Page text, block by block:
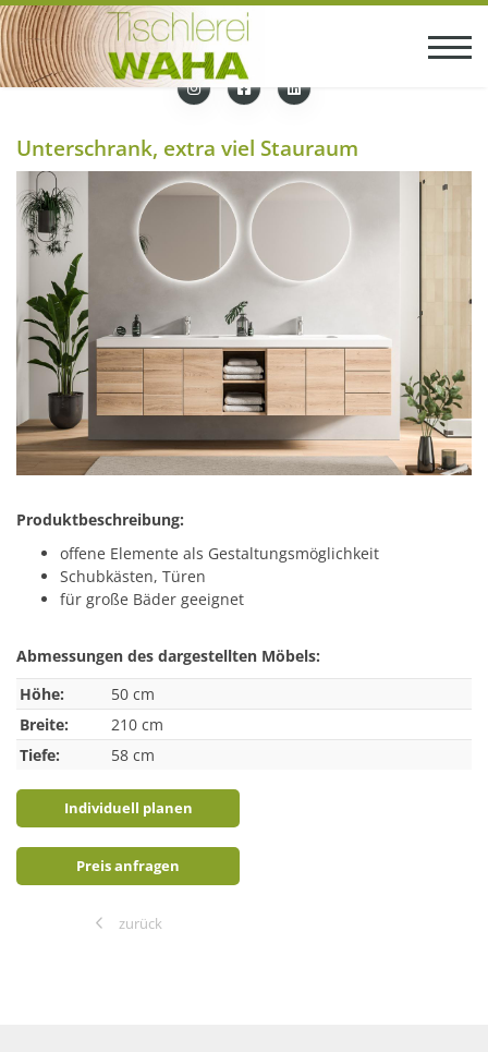
Unterschrank, extra viel Stauraum
Produktbeschreibung:
offene Elemente als Gestaltungsmöglichkeit
Schubkästen, Türen
für große Bäder geeignet
Abmessungen des dargestellten Möbels:
Höhe:
50 cm
Breite:
210 cm
Tiefe:
58 cm
Individuell planen
Preis anfragen
zurück